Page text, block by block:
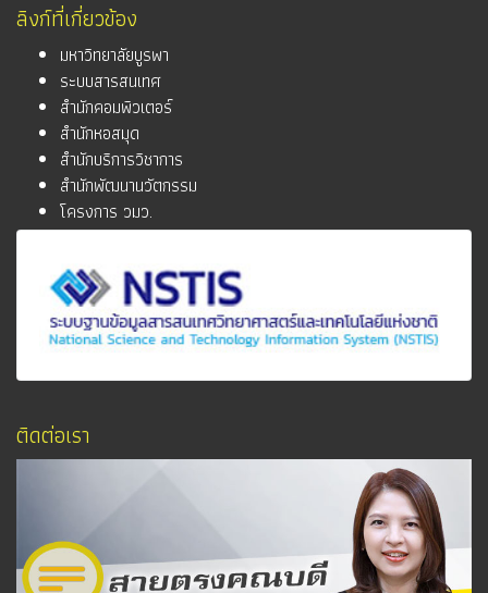
ลิงก์ที่เกี่ยวข้อง
มหาวิทยาลัยบูรพา
ระบบสารสนเทศ
สำนักคอมพิวเตอร์
สำนักหอสมุด
สำนักบริการวิชาการ
สำนักพัฒนานวัตกรรม
โครงการ วมว.
ติดต่อเรา